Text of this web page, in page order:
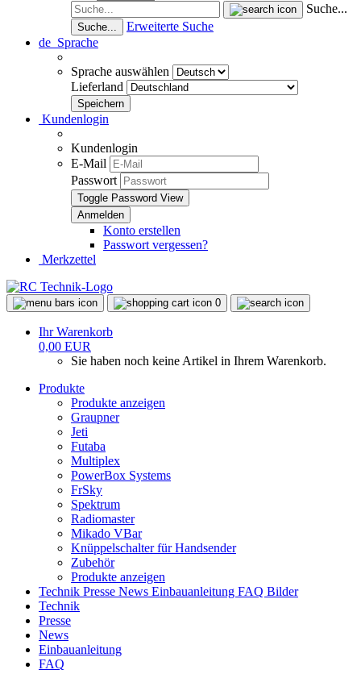
Suche...
Suche...
Erweiterte Suche
de Sprache
Sprache auswählen
Lieferland
Kundenlogin
Kundenlogin
E-Mail
Passwort
Toggle Password View
Konto erstellen
Passwort vergessen?
Merkzettel
0
Ihr Warenkorb
0,00 EUR
Sie haben noch keine Artikel in Ihrem Warenkorb.
Produkte
Produkte anzeigen
Graupner
Jeti
Futaba
Multiplex
PowerBox Systems
FrSky
Spektrum
Radiomaster
Mikado VBar
Knüppelschalter für Handsender
Zubehör
Produkte anzeigen
Technik Presse News Einbauanleitung FAQ Bilder
Technik
Presse
News
Einbauanleitung
FAQ